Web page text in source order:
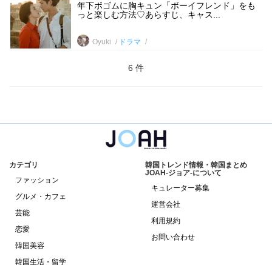
年下ボゴムに胸キュン「ボーイフレンド」をも
っと楽しむ方法♡あらすじ、キャス...
Oyuki ドラマ
6 件
カテゴリ
ファッション
グルメ・カフェ
芸能
恋愛
韓国美容
韓国生活・留学
韓国トレンド情報・韓国まとめ
JOAH-ジョア-について
キュレーター募集
運営会社
利用規約
お問い合わせ